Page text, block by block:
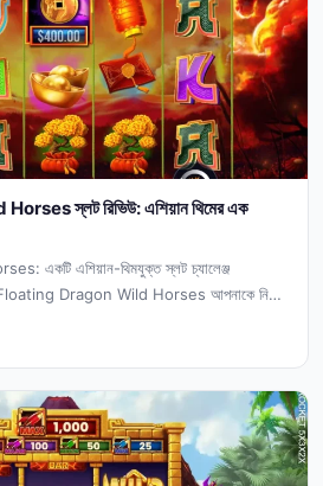
স্লট রিভিউ: এশিয়ান থিমের এক
একটি এশিয়ান-থিমযুক্ত স্লট চ্যালেঞ্জ
Floating Dragon Wild Horses আপনাকে নিয়ে